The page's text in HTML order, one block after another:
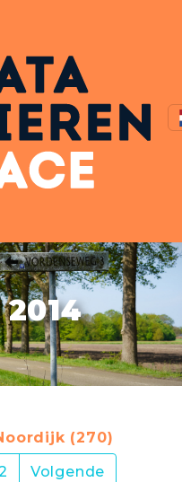
2014
(270)
Volgende